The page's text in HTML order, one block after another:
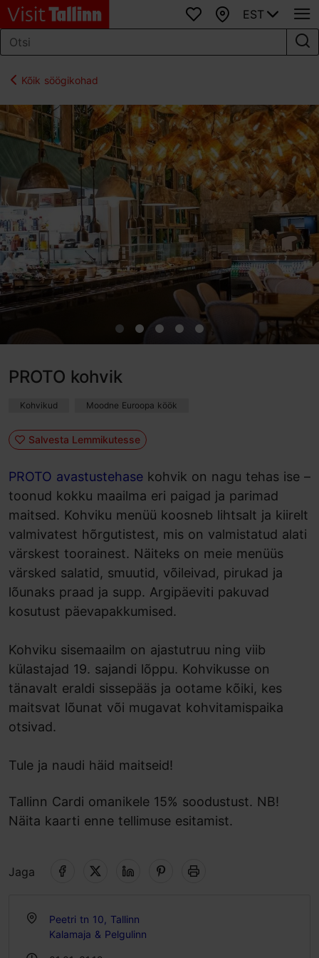
Lemmikud
Kaart
EST
Kõik söögikohad
PROTO kohvik
Kohvikud Moodne Euroopa köök
Salvesta Lemmikutesse
PROTO avastustehase kohvik on nagu tehas ise –
toonud kokku maailma eri paigad ja parimad
maitsed. Kohviku menüü koosneb lihtsalt ja kiirelt
valmivatest hõrgutistest, mis on valmistatud alati
värskest toorainest. Näiteks on meie menüüs
värsked salatid, smuutid, võileivad, pirukad ja
lõunaks praad ja supp. Argipäeviti pakuvad
kosutust päevapakkumised.
Kohviku sisemaailm on ajastutruu ning viib
külastajad 19. sajandi lõppu. Kohvikusse on
tänavalt eraldi sissepääs ja ootame kõiki, kes
maitsvat lõunat või mugavat kohvitamispaika
otsivad.
Tule ja naudi häid maitseid!
Tallinn Cardi omanikele 15% soodustust. NB!
Näita kaarti enne tellimuse esitamist.
Jaga
Peetri tn 10, Tallinn
Kalamaja & Pelgulinn